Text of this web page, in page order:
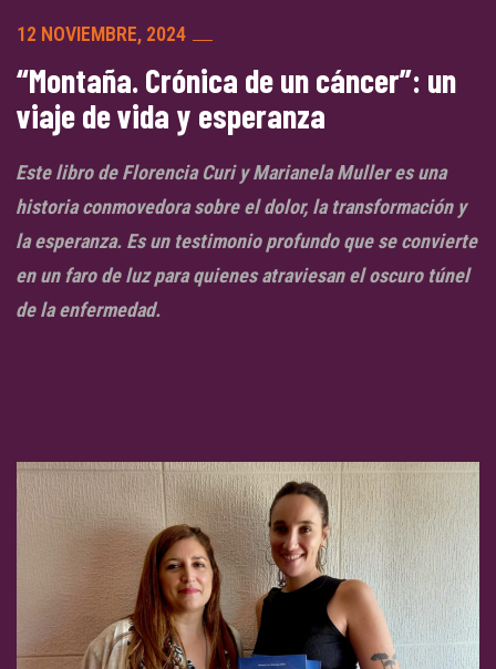
12 NOVIEMBRE, 2024
“Montaña. Crónica de un cáncer”: un
viaje de vida y esperanza
Este libro de Florencia Curi y Marianela Muller es una
historia conmovedora sobre el dolor, la transformación y
la esperanza. Es un testimonio profundo que se convierte
en un faro de luz para quienes atraviesan el oscuro túnel
de la enfermedad.